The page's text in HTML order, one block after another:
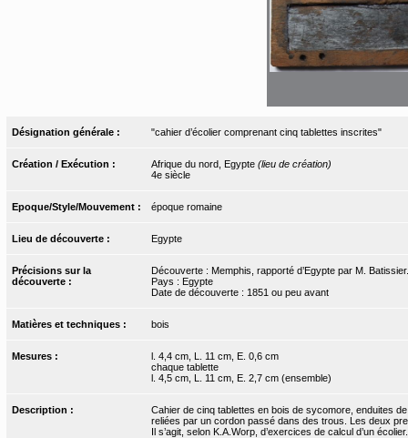
Désignation générale : "cahier d’écolier comprenant cinq tablettes inscrites"
Création / Exécution : Afrique du nord, Egypte (lieu de création)
4e siècle
Epoque/Style/Mouvement : époque romaine
Lieu de découverte : Egypte
Précisions sur la
découverte :
Découverte : Memphis, rapporté d’Egypte par M.
Pays : Egypte
Date de découverte : 1851 ou peu avant
Matières et techniques : bois
Mesures :
l. 4,4 cm, L. 11 cm, E. 0,6 cm
chaque tablette
l. 4,5 cm, L. 11 cm, E. 2,7 cm (ensemble)
Description :
Cahier de cinq tablettes en bois de sycomore, enduites
reliées par un cordon passé dans des trous. Les deux
Il s’agit, selon K.A.Worp, d’exercices de calcul d’un